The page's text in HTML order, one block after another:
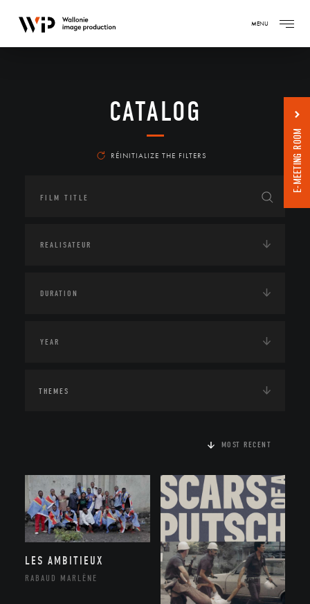
MENU
CATALOG
RÉINITIALIZE THE FILTERS
THEMES
MOST RECENT
LES AMBITIEUX
RABAUD MARLÈNE
E-MEETING ROOM